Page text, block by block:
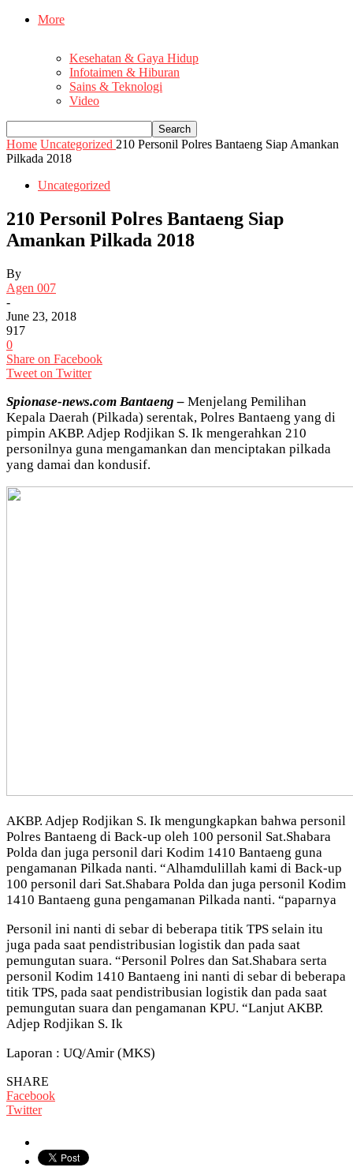
More
Kesehatan & Gaya Hidup
Infotaimen & Hiburan
Sains & Teknologi
Video
Home Uncategorized 210 Personil Polres Bantaeng Siap Amankan
Pilkada 2018
Uncategorized
210 Personil Polres Bantaeng Siap
Amankan Pilkada 2018
By
Agen 007
-
June 23, 2018
917
0
Share on Facebook
Tweet on Twitter
Spionase-news.com Bantaeng – Menjelang Pemilihan
Kepala Daerah (Pilkada) serentak, Polres Bantaeng yang di
pimpin AKBP. Adjep Rodjikan S. Ik mengerahkan 210
personilnya guna mengamankan dan menciptakan pilkada
yang damai dan kondusif.
AKBP. Adjep Rodjikan S. Ik mengungkapkan bahwa personil
Polres Bantaeng di Back-up oleh 100 personil Sat.Shabara
Polda dan juga personil dari Kodim 1410 Bantaeng guna
pengamanan Pilkada nanti. “Alhamdulillah kami di Back-up
100 personil dari Sat.Shabara Polda dan juga personil Kodim
1410 Bantaeng guna pengamanan Pilkada nanti. “paparnya
Personil ini nanti di sebar di beberapa titik TPS selain itu
juga pada saat pendistribusian logistik dan pada saat
pemungutan suara. “Personil Polres dan Sat.Shabara serta
personil Kodim 1410 Bantaeng ini nanti di sebar di beberapa
titik TPS, pada saat pendistribusian logistik dan pada saat
pemungutan suara dan pengamanan KPU. “Lanjut AKBP.
Adjep Rodjikan S. Ik
Laporan : UQ/Amir (MKS)
SHARE
Facebook
Twitter